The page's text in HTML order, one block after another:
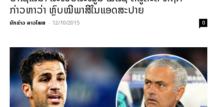
ກ່າວຫາວ່າ ຫຼົບໝີພາສີໃນແອດສະປາຍ
ນັກຂ່າວ ລາວໂພສ - 12/10/2015 0